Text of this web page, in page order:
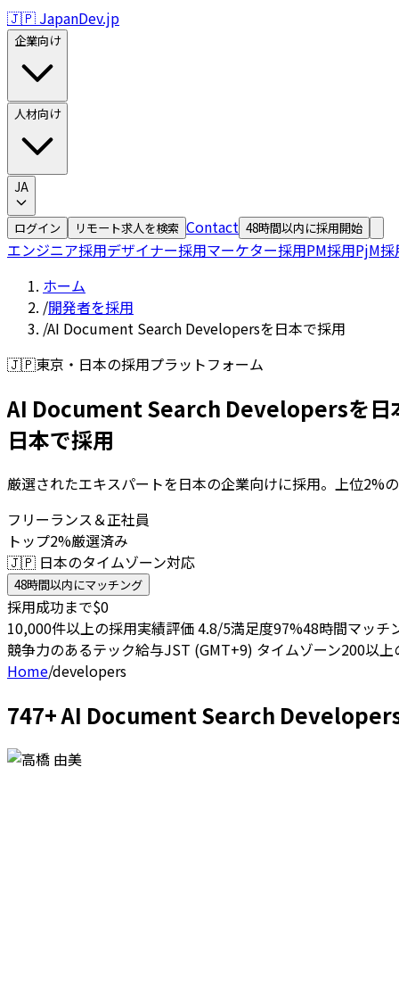
🇯🇵 JapanDev.jp
企業向け
人材向け
JA
ログイン リモート求人を検索 Contact 48時間以内に採用開始
エンジニア採用デザイナー採用マーケター採用PM採用PjM採
ホーム
/開発者を採用
/AI Document Search Developersを日本で採用
🇯🇵東京・日本の採用プラットフォーム
AI Document Search Developersを日
日本で採用
厳選されたエキスパートを日本の企業向けに採用。上位2%
フリーランス＆正社員
トップ2%厳選済み
🇯🇵 日本のタイムゾーン対応
48時間以内にマッチング
採用成功まで$0
10,000件以上の採用実績評価 4.8/5満足度97%48時間マッチ
競争力のあるテック給与JST (GMT+9) タイムゾーン200以上
Home/developers
747+ AI Document Search Developers